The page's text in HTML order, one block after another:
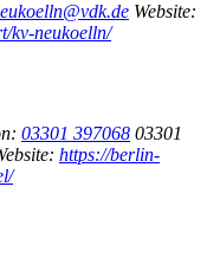
Website:
kv-neukoelln/
03301 397068 03301
https://berlin-